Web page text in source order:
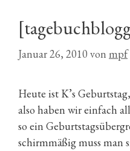
Januar 26, 2010 von mpf
Heute ist K’s
also haben wir einfach
so ein
schirmmäßig muss man